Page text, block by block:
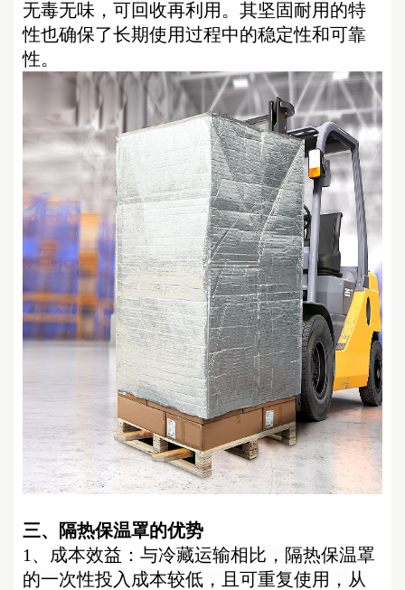
无毒无味，可回收再利用。其坚固耐用的特
性也确保了长期使用过程中的稳定性和可靠
性。
三、 隔热保温罩的优势
1、 成本效益： 与冷藏运输相比，隔热保温罩
的一次性投入成本较低，且可重复使用，从